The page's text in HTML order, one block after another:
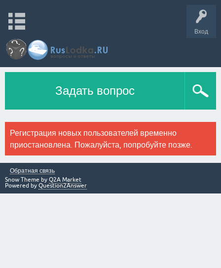
Вход
Задать вопрос
Регистрация новых пользователей временно
приостановлена. Пожалуйста, попробуйте позже.
Обратная связь
Snow Theme by Q2A Market
Powered by Question2Answer